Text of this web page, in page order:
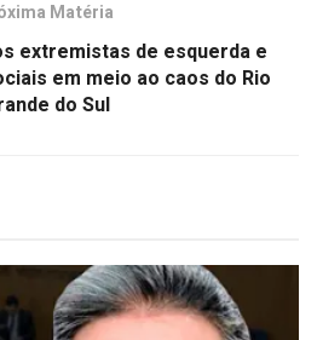
Matéria
extremistas de esquerda e
em meio ao caos do Rio
do Sul